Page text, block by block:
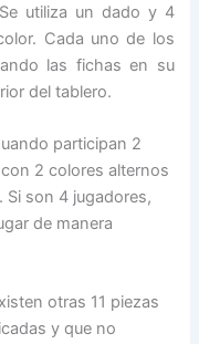
utiliza un dado y 4
Cada uno de los
las fichas en su
del tablero.
participan 2
2 colores alternos
Si son 4 jugadores,
de manera
otras 11 piezas
y que no